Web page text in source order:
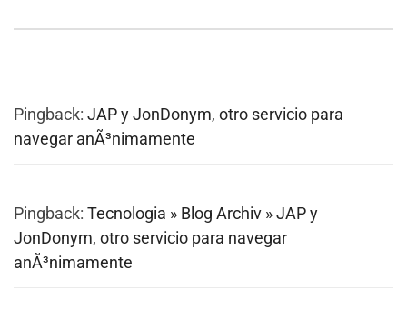
Pingback: JAP y JonDonym, otro servicio para
navegar anÃ³nimamente
Pingback: Tecnologia » Blog Archiv » JAP y
JonDonym, otro servicio para navegar
anÃ³nimamente